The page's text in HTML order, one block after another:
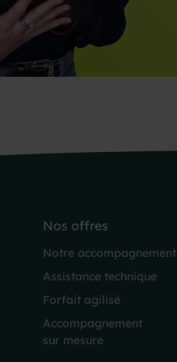
Nos offres
Notre accompagnement
Assistance technique
Forfait agilisé
Accompagnement
sur mesure